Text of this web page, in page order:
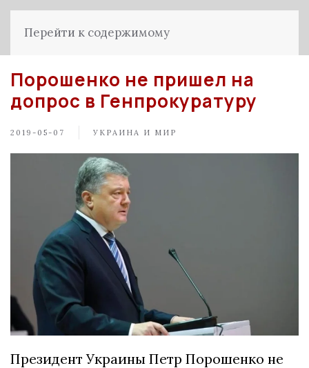
Перейти к содержимому
Порошенко не пришел на
допрос в Генпрокуратуру
2019-05-07 УКРАИНА И МИР
Президент Украины Петр Порошенко не